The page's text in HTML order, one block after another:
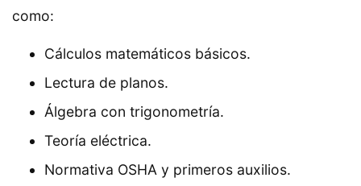
como:
Cálculos matemáticos básicos.
Lectura de planos.
Álgebra con trigonometría.
Teoría eléctrica.
Normativa OSHA y primeros auxilios.